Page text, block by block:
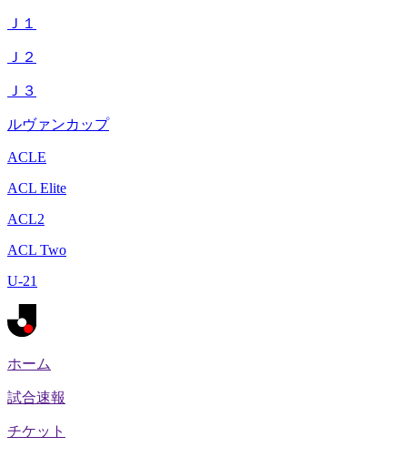
Ｊ１
Ｊ２
Ｊ３
ルヴァンカップ
ACLE
ACL Elite
ACL2
ACL Two
U-21
ホーム
試合速報
チケット